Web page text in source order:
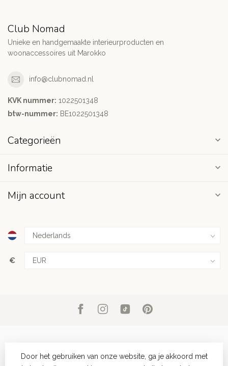
Club Nomad
Unieke en handgemaakte interieurproducten en
woonaccessoires uit Marokko
info@clubnomad.nl
KVK nummer: 1022501348
btw-nummer: BE1022501348
Categorieën
Informatie
Mijn account
€
Door het gebruiken van onze website, ga je akkoord met